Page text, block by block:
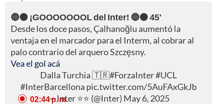
🔵⚫ ¡GOOOOOOOL del Inter! 🔵⚫ 45'
Desde los doce pasos, Çalhanoğlu aumentó la
ventaja en el marcador para el Interm, al cobrar al
palo contrario del arquero Szczęsny.
Vea el gol acá
Dalla Turchia 🇹🇷#ForzaInter#UCL
#InterBarcellona pic.twitter.com/5AuFAxGkJb
— Inter ⭐⭐ (@Inter) May 6, 2025
02:44 p. m.